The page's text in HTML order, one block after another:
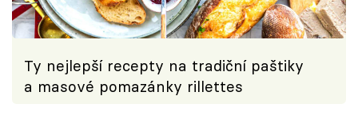
Ty nejlepší recepty na tradiční paštiky
a masové pomazánky rillettes